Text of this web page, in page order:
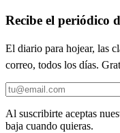
Recibe el periódico
El diario para hojear, las
correo, todos los días.
Al suscribirte aceptas
baja cuando quieras.